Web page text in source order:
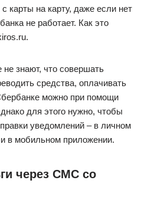
карты на карту, даже если нет
не работает. Как это
знают, что совершать
средства, оплачивать
можно при помощи
для этого нужно, чтобы
уведомлений – в личном
в мобильном приложении.
через СМС со